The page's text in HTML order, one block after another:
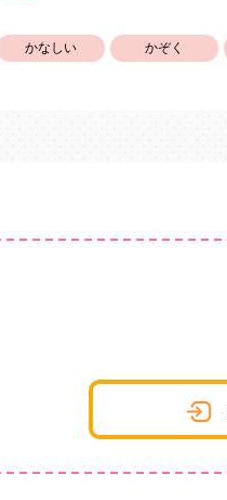
かなしい かぞく